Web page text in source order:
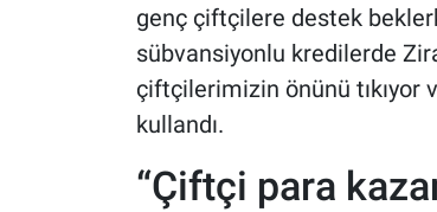
genç çiftçilere destek
sübvansiyonlu kredilerde
çiftçilerimizin önünü tıkıyor
kullandı.
“Çiftçi para